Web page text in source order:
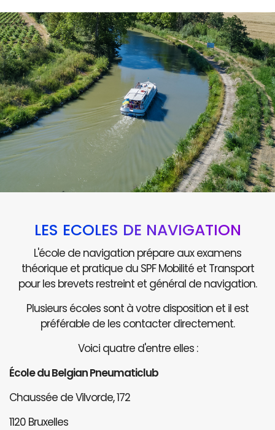
LES ÉCOLES DE NAVIGATION
L'école de navigation prépare aux examens
théorique et pratique du SPF Mobilité et Transport
pour les brevets restreint et général de navigation.
Plusieurs écoles sont à votre disposition et il est
préférable de les contacter directement.
Voici quatre d'entre elles :
École du Belgian Pneumaticlub
Chaussée de Vilvorde, 172
1120 Bruxelles